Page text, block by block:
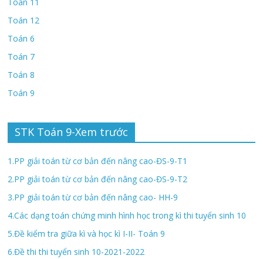
Toán 12
Toán 6
Toán 7
Toán 8
Toán 9
STK Toán 9-Xem trước
1.PP giải toán từ cơ bản đến nâng cao-ĐS-9-T1
2.PP giải toán từ cơ bản đến nâng cao-ĐS-9-T2
3.PP giải toán từ cơ bản đến nâng cao- HH-9
4.Các dạng toán chứng minh hình học trong kì thi tuyển sinh 10
5.Đề kiểm tra giữa kì và học kì I-II- Toán 9
6.Đề thi thi tuyển sinh 10-2021-2022